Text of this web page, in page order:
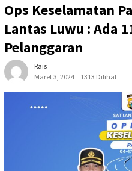
Ops Keselamatan
Lantas Luwu : Ada
Pelanggaran
Rais
Maret 3, 2024
1313 Dilihat